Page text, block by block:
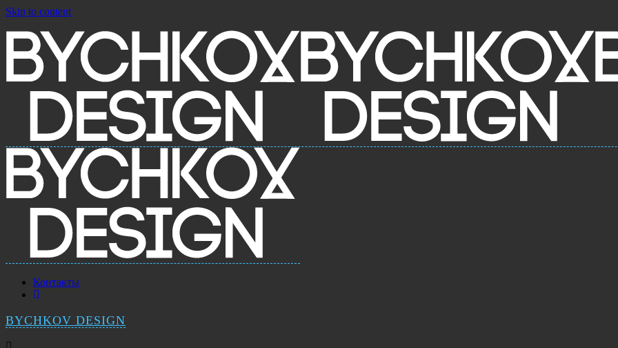
Skip to content
Контакты
BYCHKOV DESIGN